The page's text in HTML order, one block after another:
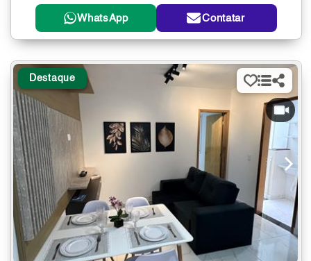
WhatsApp Contatar
Destaque